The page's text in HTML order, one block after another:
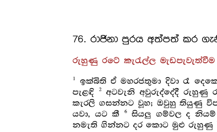
76. රාජිනා පුරය අත්පත් කර
රුහුණු රටේ කැරැල්ල මැඩපැවැත්වීම
1
ඉක්බිති ඒ මහරජතුමා දිවා රෑ
පැළඳි
2 අටවැනි අවුරුද්දේදී රුහුණු
කැරලි ගසන්නට වූහ; ඔවුහු තියුණු
යවා, යට කී
6
සියලු ගම්වල ද
නමැති ගින්නට දර කොට මුළු රුහුණු